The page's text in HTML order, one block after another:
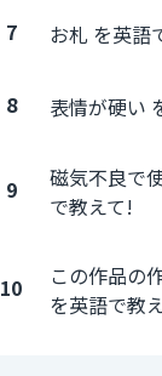
7 お札 を英語
8 表情が硬い
9
磁気不良で
で教えて!
10
この作品の
を英語で教